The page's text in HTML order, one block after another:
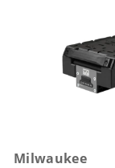
Milwaukee